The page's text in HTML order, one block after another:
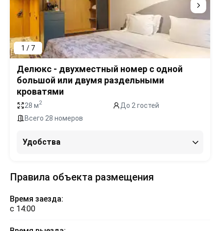
1 / 7
Делюкс - двухместный номер с одной
большой или двумя раздельными
кроватями
28 м2
До 2 гостей
Всего 28 номеров
Удобства
Правила объекта размещения
Время заезда:
с 14:00